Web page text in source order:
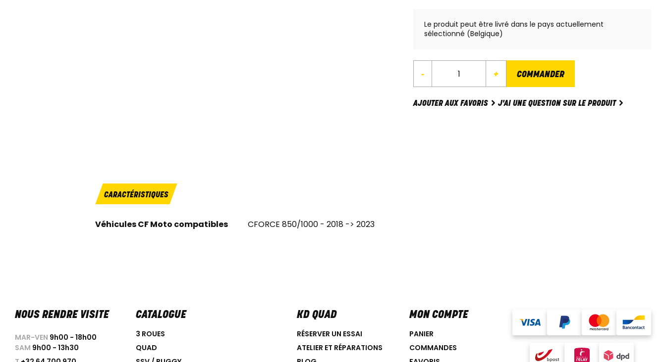
Le produit peut être livré dans le pays actuellement
sélectionné (Belgique)
- + COMMANDER
AJOUTER AUX FAVORIS J'AI UNE QUESTION SUR LE PRODUIT
CARACTÉRISTIQUES
Véhicules CF Moto compatibles CFORCE 850/1000 - 2018 -> 2023
NOUS RENDRE VISITE
MAR-VEN 9h00 - 18h00
SAM 9h00 - 13h30
CATALOGUE
3 ROUES
QUAD
KD QUAD
RÉSERVER UN ESSAI
ATELIER ET RÉPARATIONS
MON COMPTE
PANIER
COMMANDES